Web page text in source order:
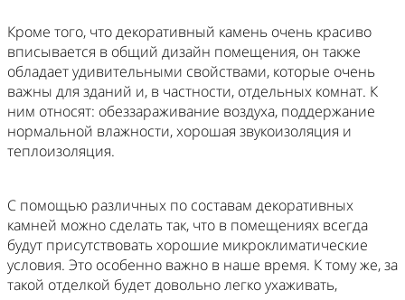
Кроме того, что декоративный камень очень красиво
вписывается в общий дизайн помещения, он также
обладает удивительными свойствами, которые очень
важны для зданий и, в частности, отдельных комнат. К
ним относят: обеззараживание воздуха, поддержание
нормальной влажности, хорошая звукоизоляция и
теплоизоляция.
С помощью различных по составам декоративных
камней можно сделать так, что в помещениях всегда
будут присутствовать хорошие микроклиматические
условия. Это особенно важно в наше время. К тому же, за
такой отделкой будет довольно легко ухаживать,